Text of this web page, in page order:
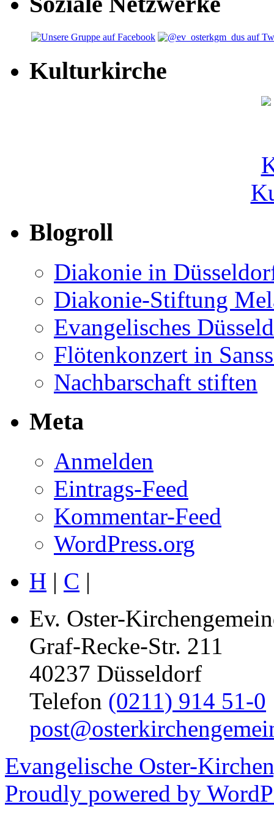
Kulturkirche
Blogroll
Diakonie in
Diakonie-Stiftung
Evangelisches
Flötenkonzert in
Nachbarschaft stiften
Meta
Anmelden
Eintrags-Feed
Kommentar-Feed
WordPress.org
H | C |
Ev. Oster-
Graf-Recke-Str. 211
40237 Düsseldorf
Telefon (0211) 914 51-0
Evangelische Oster-
Proudly powered by